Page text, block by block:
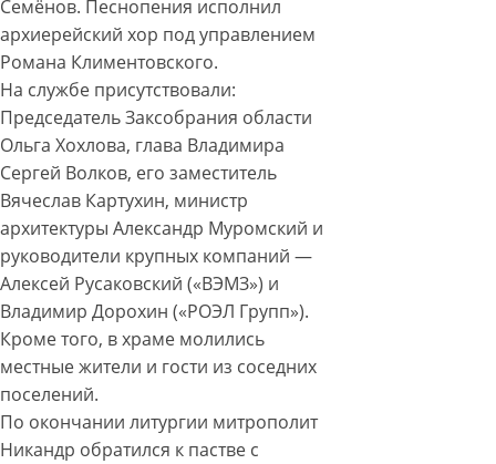
Семёнов. Песнопения исполнил
архиерейский хор под управлением
Романа Климентовского.
На службе присутствовали:
Председатель Заксобрания области
Ольга Хохлова, глава Владимира
Сергей Волков, его заместитель
Вячеслав Картухин, министр
архитектуры Александр Муромский и
руководители крупных компаний —
Алексей Русаковский («ВЭМЗ») и
Владимир Дорохин («РОЭЛ Групп»).
Кроме того, в храме молились
местные жители и гости из соседних
поселений.
По окончании литургии митрополит
Никандр обратился к пастве с